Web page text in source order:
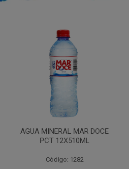
AGUA MINERAL MAR DOCE
PCT 12X510ML
Código: 1282